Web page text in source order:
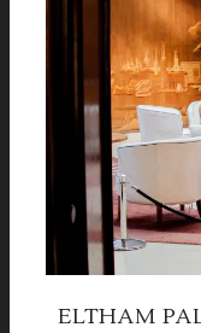
ELTHAM